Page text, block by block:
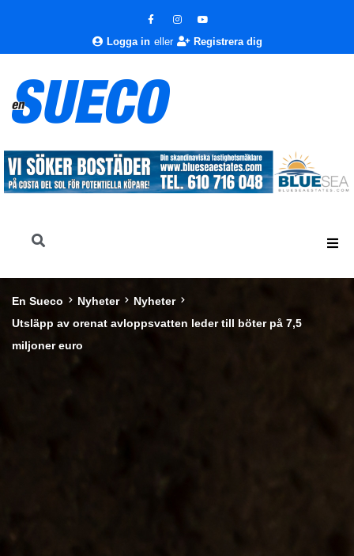
Logga in eller Registrera dig
En Sueco Nyheter
Nyheter
Utsläpp av orenat avloppsvatten leder till böter på 7,5
miljoner euro